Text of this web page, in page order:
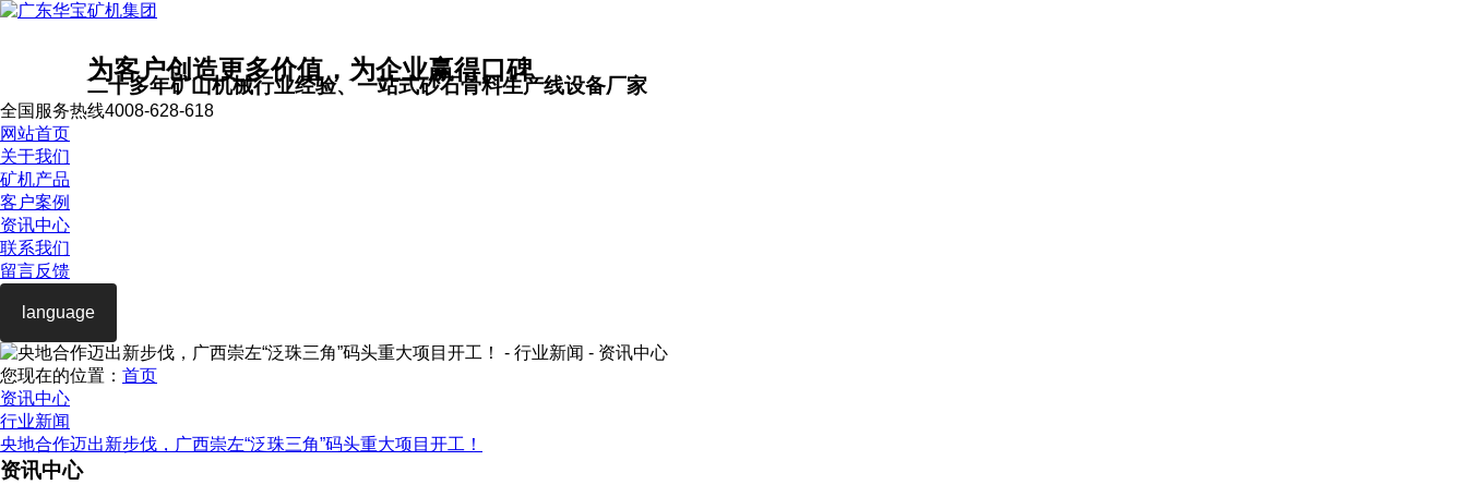
为客户创造更多价值，为企业赢得口碑
二十多年矿山机械行业经验、一站式砂石骨料生产线设备厂家
全国服务热线4008-628-618
网站首页
关于我们
矿机产品
客户案例
资讯中心
联系我们
留言反馈
language
您现在的位置： 首页
资讯中心
行业新闻
央地合作迈出新步伐，广西崇左“泛珠三角”码头重大项目开工！
资讯中心